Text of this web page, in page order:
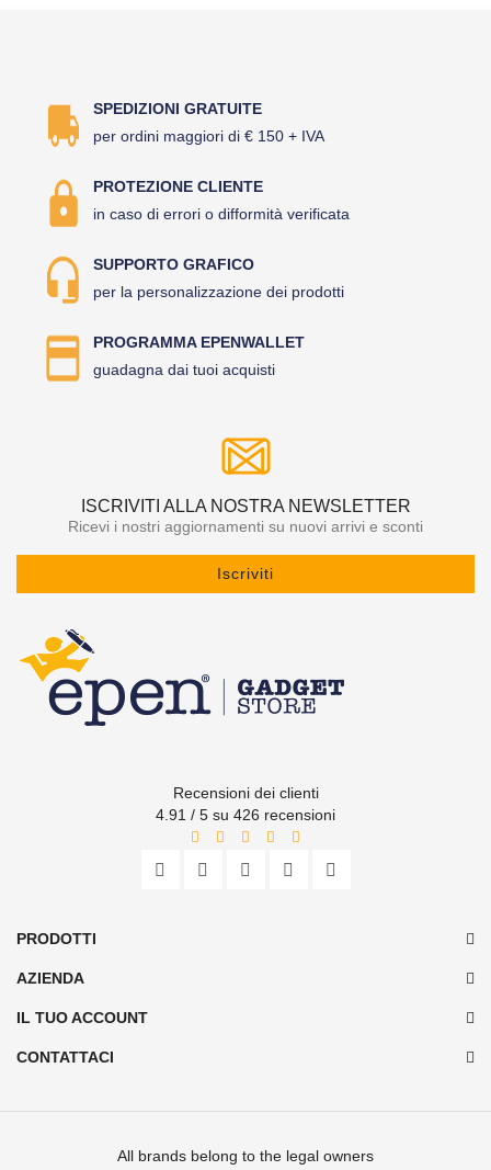
SPEDIZIONI GRATUITE
per ordini maggiori di € 150 + IVA
PROTEZIONE CLIENTE
in caso di errori o difformità verificata
SUPPORTO GRAFICO
per la personalizzazione dei prodotti
PROGRAMMA EPENWALLET
guadagna dai tuoi acquisti
ISCRIVITI ALLA NOSTRA NEWSLETTER
Ricevi i nostri aggiornamenti su nuovi arrivi e sconti
Iscriviti
Recensioni dei clienti
4.91 / 5 su 426 recensioni
PRODOTTI
AZIENDA
IL TUO ACCOUNT
CONTATTACI
All brands belong to the legal owners